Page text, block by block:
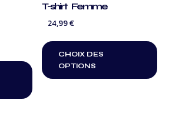
T-shirt Femme
24,99€
CHOIX DES
OPTIONS